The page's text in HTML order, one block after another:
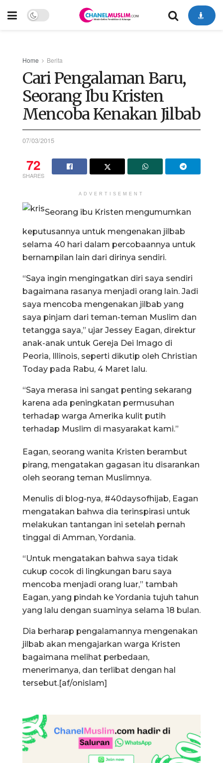
Home Berita
Cari Pengalaman Baru,
Seorang Ibu Kristen
Mencoba Kenakan Jilbab
07/03/2015
72
SHARES
ADVERTISEMENT
Seorang ibu Kristen mengumumkan
keputusannya untuk mengenakan jilbab
selama 40 hari dalam percobaannya untuk
bernampilan lain dari dirinya sendiri.
“Saya ingin mengingatkan diri saya sendiri
bagaimana rasanya menjadi orang lain. Jadi
saya mencoba mengenakan jilbab yang
saya pinjam dari teman-teman Muslim dan
tetangga saya,” ujar Jessey Eagan, direktur
anak-anak untuk Gereja Dei Imago di
Peoria, Illinois, seperti dikutip oleh Christian
Today pada Rabu, 4 Maret lalu.
“Saya merasa ini sangat penting sekarang
karena ada peningkatan permusuhan
terhadap warga Amerika kulit putih
terhadap Muslim di masyarakat kami.”
Eagan, seorang wanita Kristen berambut
pirang, mengatakan gagasan itu disarankan
oleh seorang teman Muslimnya.
Menulis di blog-nya, #40daysofhijab, Eagan
mengatakan bahwa dia terinspirasi untuk
melakukan tantangan ini setelah pernah
tinggal di Amman, Yordania.
“Untuk mengatakan bahwa saya tidak
cukup cocok di lingkungan baru saya
mencoba menjadi orang luar,” tambah
Eagan, yang pindah ke Yordania tujuh tahun
yang lalu dengan suaminya selama 18 bulan.
Dia berharap pengalamannya mengenakan
jilbab akan mengajarkan warga Kristen
bagaimana melihat perbedaan,
menerimanya, dan terlibat dengan hal
tersebut.[af/onislam]